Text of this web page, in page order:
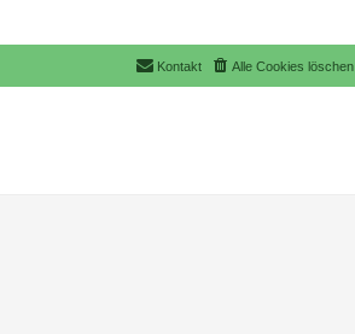
Alle Cookies löschen
Kontakt